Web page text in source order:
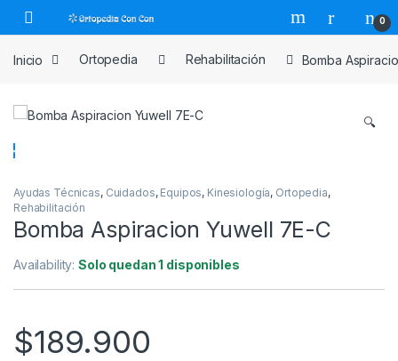
Skip to navigation
Skip to content
0
Inicio Ortopedia Rehabilitación Bomba
🔍
Ayudas Técnicas, Cuidados, Equipos, Kinesiología, Ortopedia,
Rehabilitación
Bomba Aspiracion Yuwell 7E-C
Availability:Solo quedan 1 disponibles
$189.900